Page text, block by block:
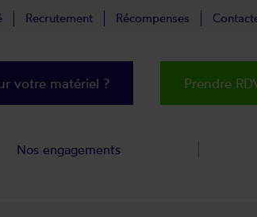
Recrutement Récompenses
votre matériel ? Prendre
Nos engagements